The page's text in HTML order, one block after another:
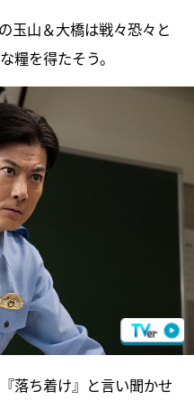
玉山＆大橋は戦々恐々と
糧を得たそう。
落ち着け』と言い聞かせ